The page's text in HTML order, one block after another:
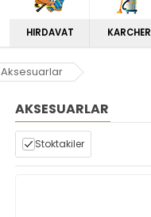
KARCHER
HIRDAVAT
Aksesuarlar
AKSESUARLAR
Stoktakiler